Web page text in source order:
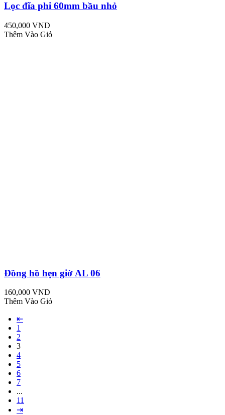
Lọc đĩa phi 60mm bầu nhỏ
450,000 VND
Thêm Vào Giỏ
Đồng hồ hẹn giờ AL 06
160,000 VND
Thêm Vào Giỏ
⇤
1
2
3
4
5
6
7
...
11
⇥